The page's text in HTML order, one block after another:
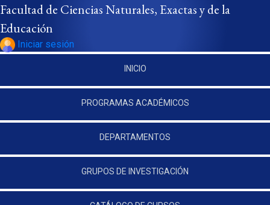
Pasar al contenido principal
Facultad de Ciencias Naturales, Exactas y de la
Educación
Iniciar sesión
INICIO
PROGRAMAS ACADÉMICOS
DEPARTAMENTOS
GRUPOS DE INVESTIGACIÓN